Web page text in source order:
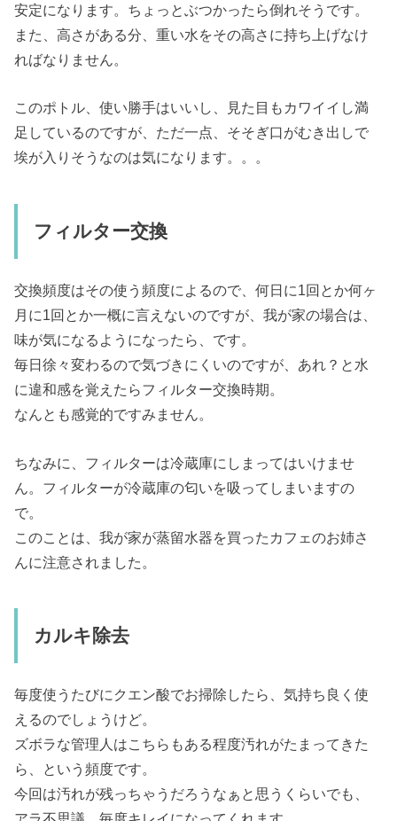
安定になります。ちょっとぶつかったら倒れそうです。
また、高さがある分、重い水をその高さに持ち上げなけ
ればなりません。
このポトル、使い勝手はいいし、見た目もカワイイし満
足しているのですが、ただ一点、そそぎ口がむき出しで
埃が入りそうなのは気になります。。。
フィルター交換
交換頻度はその使う頻度によるので、何日に1回とか何ヶ
月に1回とか一概に言えないのですが、我が家の場合は、
味が気になるようになったら、です。
毎日徐々変わるので気づきにくいのですが、あれ？と水
に違和感を覚えたらフィルター交換時期。
なんとも感覚的ですみません。
ちなみに、フィルターは冷蔵庫にしまってはいけませ
ん。フィルターが冷蔵庫の匂いを吸ってしまいますの
で。
このことは、我が家が蒸留水器を買ったカフェのお姉さ
んに注意されました。
カルキ除去
毎度使うたびにクエン酸でお掃除したら、気持ち良く使
えるのでしょうけど。
ズボラな管理人はこちらもある程度汚れがたまってきた
ら、という頻度です。
今回は汚れが残っちゃうだろうなぁと思うくらいでも、